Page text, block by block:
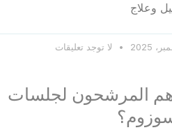
وعلاج
لا توجد تعليقات
المرشحون لجلسات